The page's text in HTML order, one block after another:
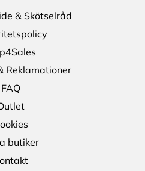
& Skötselråd
Reklamationer
FAQ
butiker